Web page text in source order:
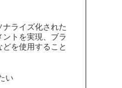
ライズ化された
トを実現、ブラ
を使用すること
い